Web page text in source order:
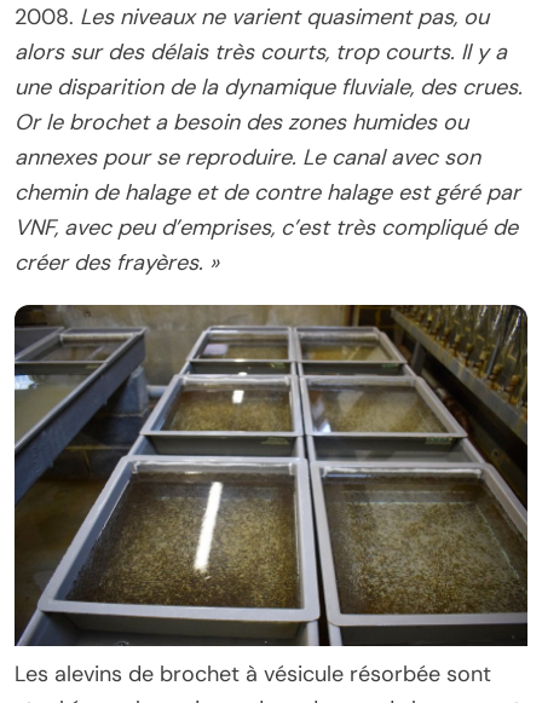
2008. Les niveaux ne varient quasiment pas, ou
alors sur des délais très courts, trop courts. Il y a
une disparition de la dynamique fluviale, des crues.
Or le brochet a besoin des zones humides ou
annexes pour se reproduire. Le canal avec son
chemin de halage et de contre halage est géré par
VNF, avec peu d’emprises, c’est très compliqué de
créer des frayères. »
Les alevins de brochet à vésicule résorbée sont